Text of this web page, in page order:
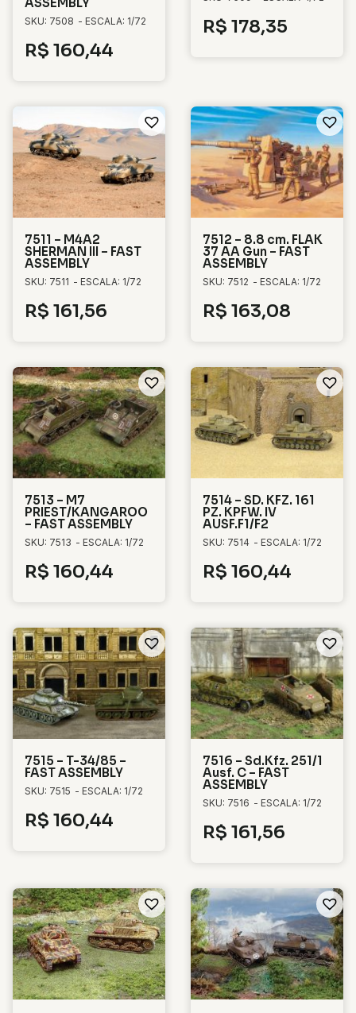
SKU: 7508 - ESCALA: 1/72
R$ 160,44
R$ 178,35
7511 – M4A2
SHERMAN III – FAST
ASSEMBLY
SKU: 7511 - ESCALA: 1/72
R$ 161,56
7512 – 8.8 cm. FLAK
37 AA Gun – FAST
ASSEMBLY
SKU: 7512 - ESCALA: 1/72
R$ 163,08
7513 – M7
PRIEST/KANGAROO
– FAST ASSEMBLY
SKU: 7513 - ESCALA: 1/72
R$ 160,44
7514 – SD. KFZ. 161
PZ. KPFW. IV
AUSF.F1/F2
SKU: 7514 - ESCALA: 1/72
R$ 160,44
7515 – T-34/85 –
FAST ASSEMBLY
SKU: 7515 - ESCALA: 1/72
R$ 160,44
7516 – Sd.Kfz. 251/1
Ausf. C – FAST
ASSEMBLY
SKU: 7516 - ESCALA: 1/72
R$ 161,56